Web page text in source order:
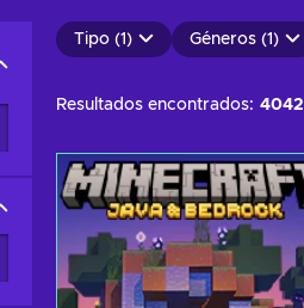
Tipo (1) Géneros (1)
Resultados encontrados: 4042